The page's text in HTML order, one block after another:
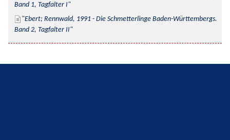
Band 1, Tagfalter I
Ebert; Rennwald, 1991 - Die Schmetterlinge Baden-Württembergs.
Band 2, Tagfalter II